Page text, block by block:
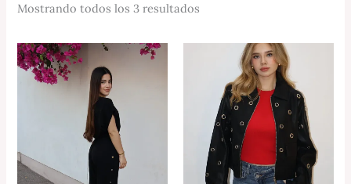
Mostrando todos los 3 resultados